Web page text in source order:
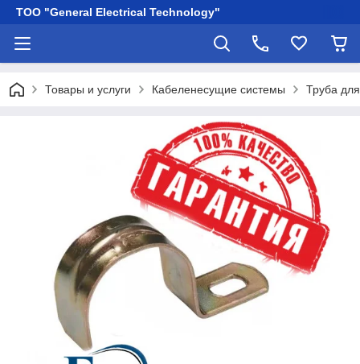
ТОО "General Electrical Technology"
Товары и услуги Кабеленесущие системы Труба